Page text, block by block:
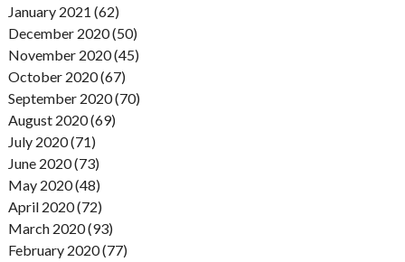
January 2021 (62)
December 2020 (50)
November 2020 (45)
October 2020 (67)
September 2020 (70)
August 2020 (69)
July 2020 (71)
June 2020 (73)
May 2020 (48)
April 2020 (72)
March 2020 (93)
February 2020 (77)